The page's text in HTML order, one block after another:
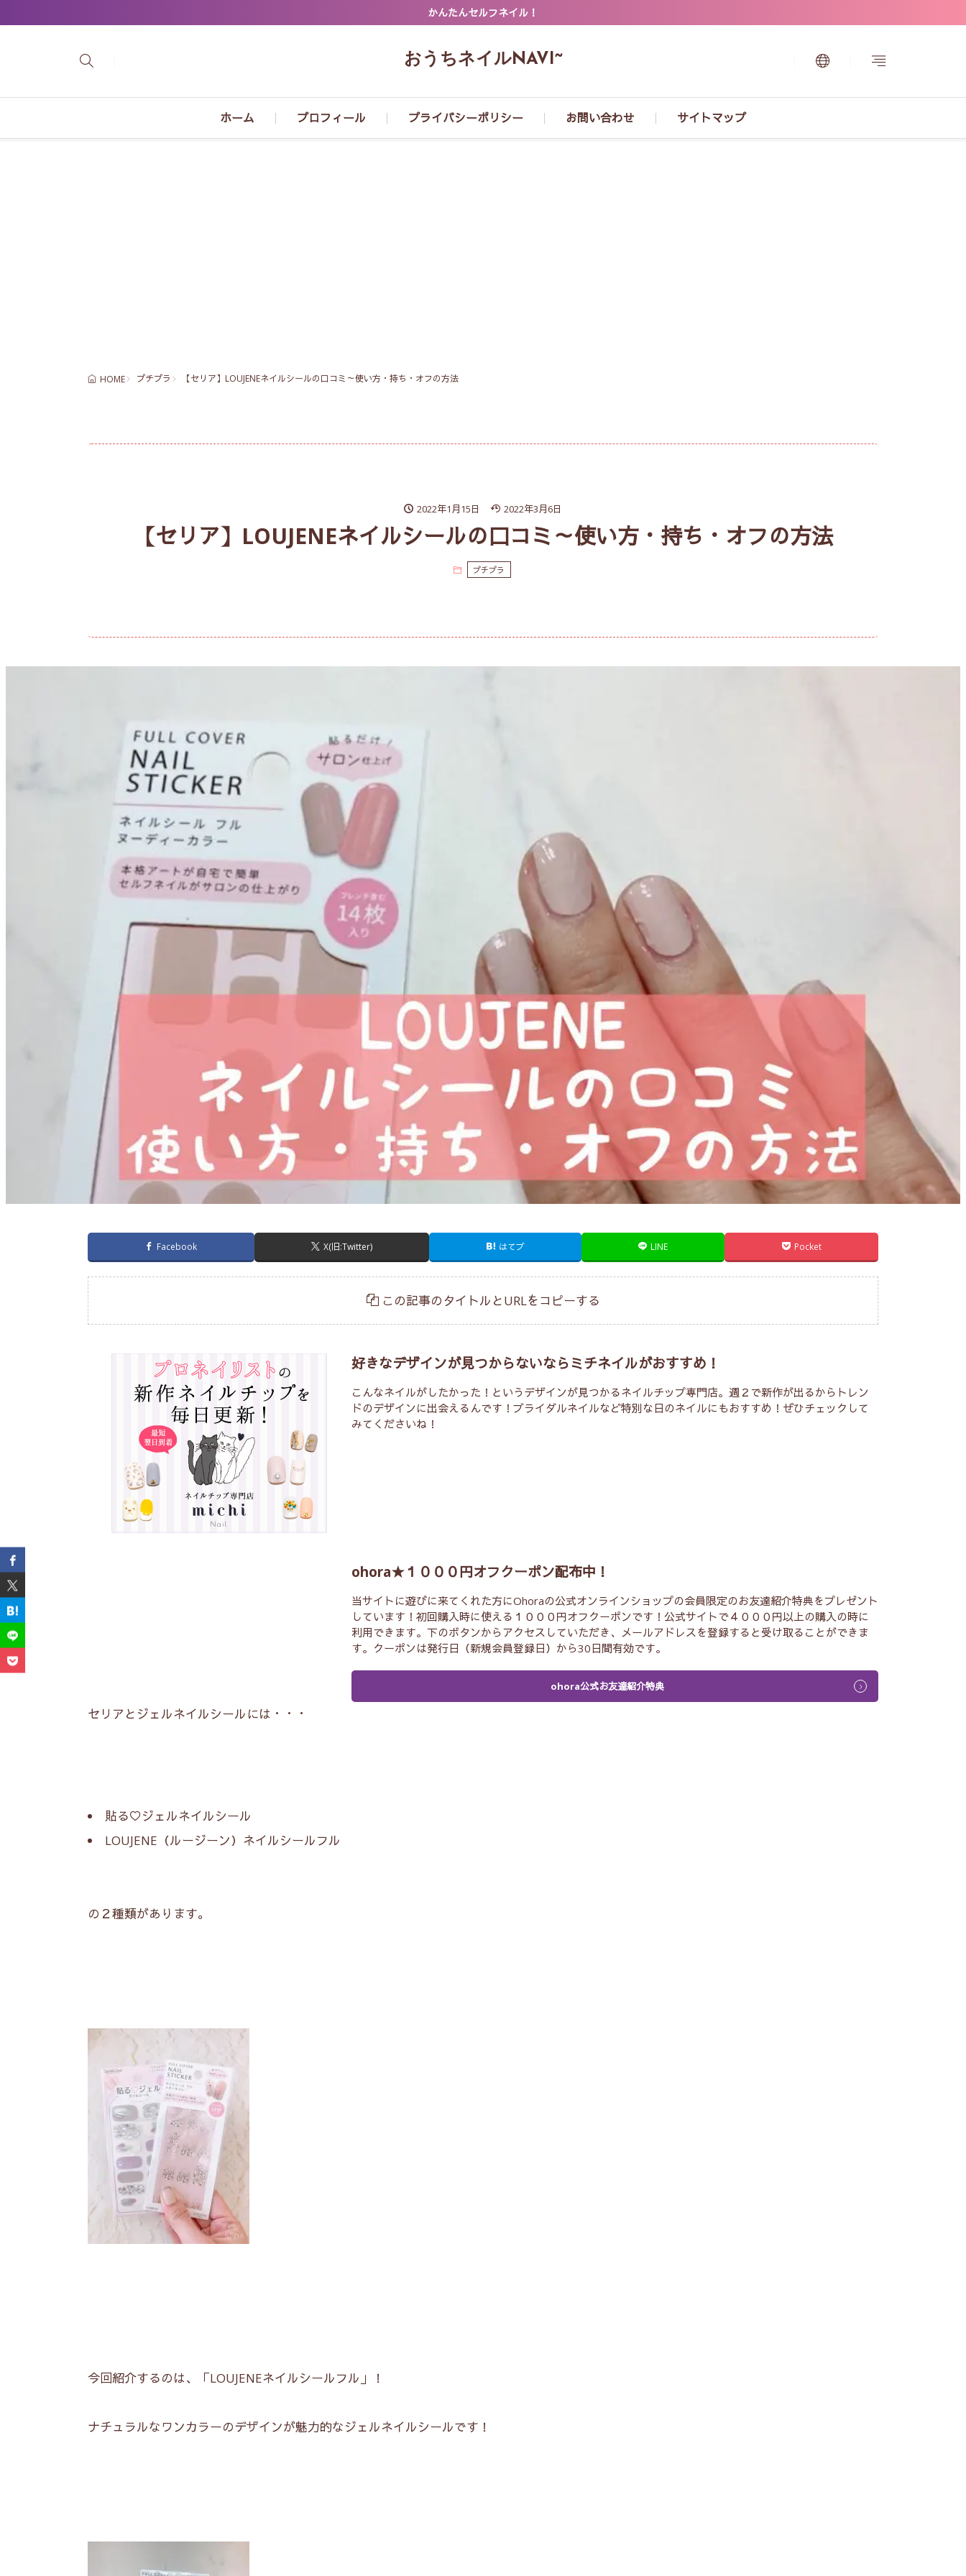
かんたんセルフネイル！
おうちネイルNAVI~
ホーム プロフィール プライバシーポリシー お問い合わせ サイトマップ
HOME プチプラ 【セリア】LOUJENEネイルシールの口コミ～使い方・持ち・オフの方法
2022年1月15日 2022年3月6日
【セリア】LOUJENEネイルシールの口コミ～使い方・持ち・オフの方法
プチプラ
Facebook X(旧:Twitter) はてブ LINE Pocket
この記事のタイトルとURLをコピーする
好きなデザインが見つからないならミチネイルがおすすめ！
こんなネイルがしたかった！というデザインが見つかるネイルチップ専門店。週２で新作が出るからトレン
ドのデザインに出会えるんです！ブライダルネイルなど特別な日のネイルにもおすすめ！ぜひチェックして
みてくださいね！
ohora★１０００円オフクーポン配布中！
当サイトに遊びに来てくれた方にOhoraの公式オンラインショップの会員限定のお友達紹介特典をプレゼント
しています！初回購入時に使える１０００円オフクーポンです！公式サイトで４０００円以上の購入の時に
利用できます。下のボタンからアクセスしていただき、メールアドレスを登録すると受け取ることができま
す。クーポンは発行日（新規会員登録日）から30日間有効です。
ohora公式お友達紹介特典
セリアとジェルネイルシールには・・・
貼る♡ジェルネイルシール
LOUJENE（ルージーン）ネイルシールフル
の２種類があります。
今回紹介するのは、「LOUJENEネイルシールフル」！
ナチュラルなワンカラーのデザインが魅力的なジェルネイルシールです！